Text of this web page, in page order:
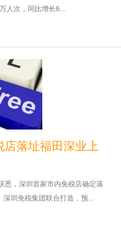
人次，同比增长6...
落址福田深业上
悉，深圳首家市内免税店确定落
圳免税集团联合打造，预...